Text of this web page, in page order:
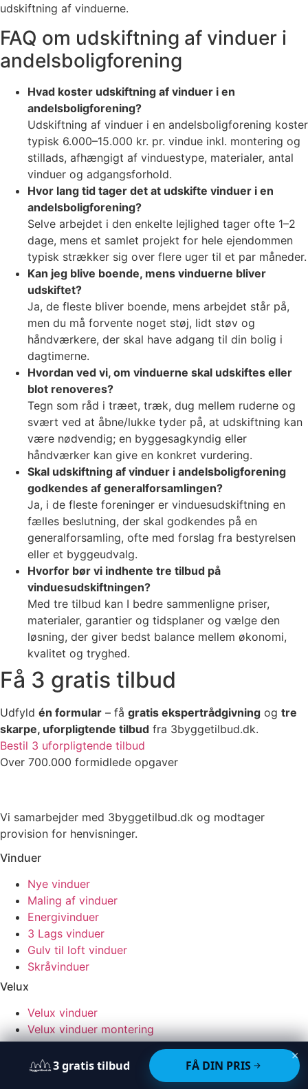
udskiftning af vinduerne.
FAQ om udskiftning af vinduer i
andelsboligforening
Hvad koster udskiftning af vinduer i en
andelsboligforening?
Udskiftning af vinduer i en andelsboligforening koster
typisk 6.000–15.000 kr. pr. vindue inkl. montering og
stillads, afhængigt af vinduestype, materialer, antal
vinduer og adgangsforhold.
Hvor lang tid tager det at udskifte vinduer i en
andelsboligforening?
Selve arbejdet i den enkelte lejlighed tager ofte 1–2
dage, mens et samlet projekt for hele ejendommen
typisk strækker sig over flere uger til et par måneder.
Kan jeg blive boende, mens vinduerne bliver
udskiftet?
Ja, de fleste bliver boende, mens arbejdet står på,
men du må forvente noget støj, lidt støv og
håndværkere, der skal have adgang til din bolig i
dagtimerne.
Hvordan ved vi, om vinduerne skal udskiftes eller
blot renoveres?
Tegn som råd i træet, træk, dug mellem ruderne og
svært ved at åbne/lukke tyder på, at udskiftning kan
være nødvendig; en byggesagkyndig eller
håndværker kan give en konkret vurdering.
Skal udskiftning af vinduer i andelsboligforening
godkendes af generalforsamlingen?
Ja, i de fleste foreninger er vinduesudskiftning en
fælles beslutning, der skal godkendes på en
generalforsamling, ofte med forslag fra bestyrelsen
eller et byggeudvalg.
Hvorfor bør vi indhente tre tilbud på
vinduesudskiftningen?
Med tre tilbud kan I bedre sammenligne priser,
materialer, garantier og tidsplaner og vælge den
løsning, der giver bedst balance mellem økonomi,
kvalitet og tryghed.
Få 3 gratis tilbud
Udfyld én formular – få gratis ekspertrådgivning og tre
skarpe, uforpligtende tilbud fra 3byggetilbud.dk.
Bestil 3 uforpligtende tilbud
Over 700.000 formidlede opgaver
3gratistilbud FÅ DIN PRIS
×
Vi samarbejder med 3byggetilbud.dk og modtager
provision for henvisninger.
Vinduer
Nye vinduer
Maling af vinduer
Energivinduer
3 Lags vinduer
Gulv til loft vinduer
Skråvinduer
Velux
Velux vinduer
Velux vinduer montering
Velux vinduer med altan
Udskiftning af glas i velux vinduer
Ovenlysvinduer på fladt tag